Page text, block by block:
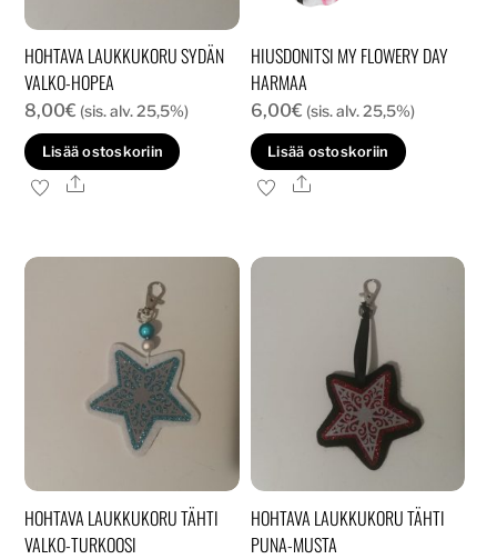
HOHTAVA LAUKKUKORU SYDÄN
VALKO-HOPEA
8,00€ (sis. alv. 25,5%)
Lisää ostoskoriin
Ale
HIUSDONITSI MY FLOWERY DAY
HARMAA
6,00€ (sis. alv. 25,5%)
Lisää ostoskoriin
Ale
HOHTAVA LAUKKUKORU TÄHTI
VALKO-TURKOOSI
HOHTAVA LAUKKUKORU TÄHTI
PUNA-MUSTA